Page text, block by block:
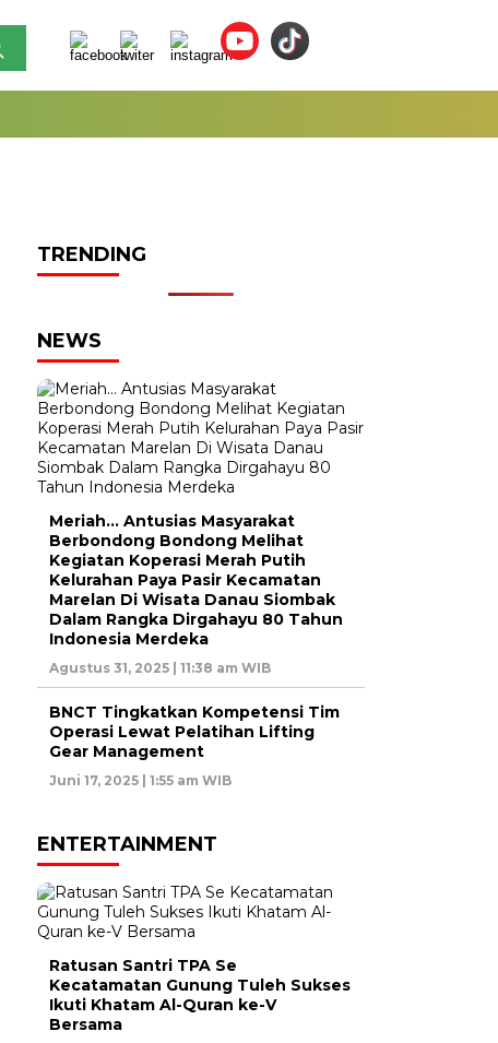
TRENDING
NEWS
Meriah… Antusias Masyarakat
Berbondong Bondong Melihat
Kegiatan Koperasi Merah Putih
Kelurahan Paya Pasir Kecamatan
Marelan Di Wisata Danau Siombak
Dalam Rangka Dirgahayu 80 Tahun
Indonesia Merdeka
Agustus 31, 2025 | 11:38 am WIB
BNCT Tingkatkan Kompetensi Tim
Operasi Lewat Pelatihan Lifting
Gear Management
Juni 17, 2025 | 1:55 am WIB
ENTERTAINMENT
Ratusan Santri TPA Se
Kecatamatan Gunung Tuleh Sukses
Ikuti Khatam Al-Quran ke-V
Bersama